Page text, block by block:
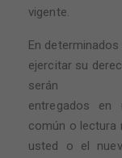
vigente.
En
ejercitar su
serán
entregados
común o lectura
usted o el